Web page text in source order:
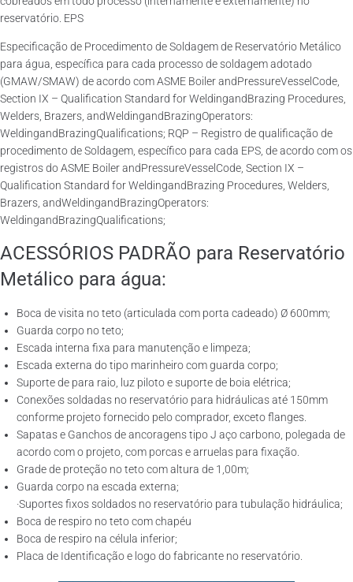
reservatório. EPS
Especificação de Procedimento de Soldagem de Reservatório Metálico
para água, específica para cada processo de soldagem adotado
(GMAW/SMAW) de acordo com ASME Boiler andPressureVesselCode,
Section IX – Qualification Standard for WeldingandBrazing Procedures,
Welders, Brazers, andWeldingandBrazingOperators:
WeldingandBrazingQualifications; RQP – Registro de qualificação de
procedimento de Soldagem, específico para cada EPS, de acordo com os
registros do ASME Boiler andPressureVesselCode, Section IX –
Qualification Standard for WeldingandBrazing Procedures, Welders,
Brazers, andWeldingandBrazingOperators:
WeldingandBrazingQualifications;
ACESSÓRIOS PADRÃO para Reservatório
Metálico para água:
Boca de visita no teto (articulada com porta cadeado) Ø 600mm;
Guarda corpo no teto;
Escada interna fixa para manutenção e limpeza;
Escada externa do tipo marinheiro com guarda corpo;
Suporte de para raio, luz piloto e suporte de boia elétrica;
Conexões soldadas no reservatório para hidráulicas até 150mm
conforme projeto fornecido pelo comprador, exceto flanges.
Sapatas e Ganchos de ancoragens tipo J aço carbono, polegada de
acordo com o projeto, com porcas e arruelas para fixação.
Grade de proteção no teto com altura de 1,00m;
Guarda corpo na escada externa;
·Suportes fixos soldados no reservatório para tubulação hidráulica;
Boca de respiro no teto com chapéu
Boca de respiro na célula inferior;
Placa de Identificação e logo do fabricante no reservatório.